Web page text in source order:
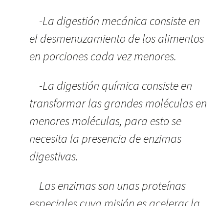
-La digestión mecánica consiste en
el desmenuzamiento de los alimentos
en porciones cada vez menores.
-La digestión química consiste en
transformar las grandes moléculas en
menores moléculas, para esto se
necesita la presencia de enzimas
digestivas.
Las enzimas son unas proteínas